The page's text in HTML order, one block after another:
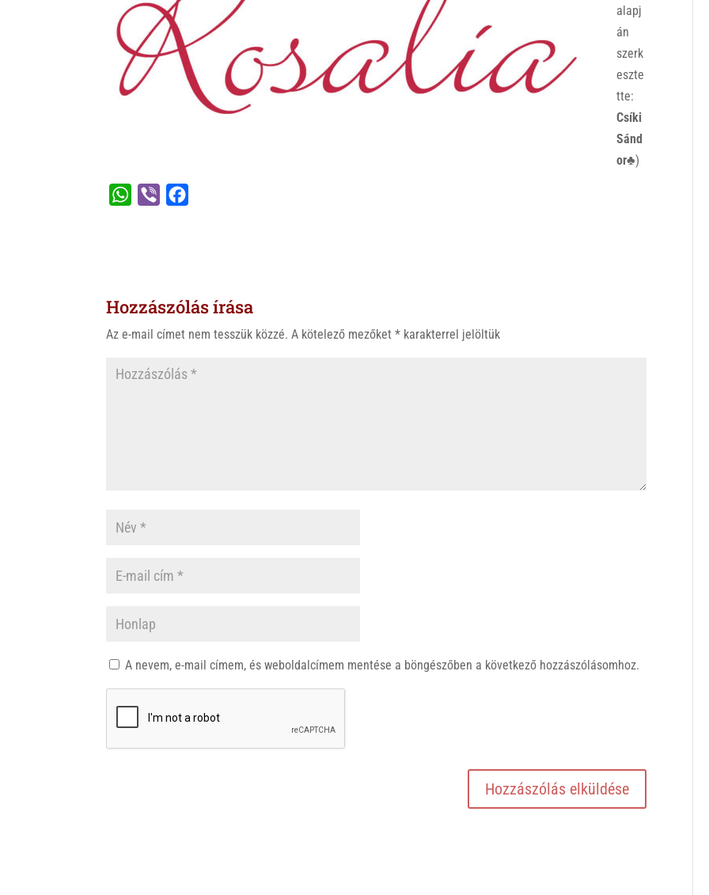
alapj
án
szerk
eszte
tte:
Csíki
Sánd
or♣)
W
A
o
Hozzászólás írása
Az e-mail címet nem tesszük közzé. A kötelező mezőket* karakterrel jelöltük
A nevem, e-mail címem, és weboldalcímem mentése a böngészőben a következő hozzászólásomhoz.